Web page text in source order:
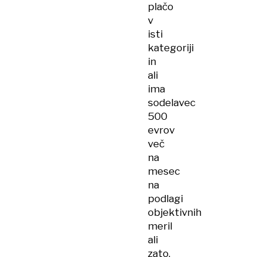
plačo
v
isti
kategoriji
in
ali
ima
sodelavec
500
evrov
več
na
mesec
na
podlagi
objektivnih
meril
ali
zato,